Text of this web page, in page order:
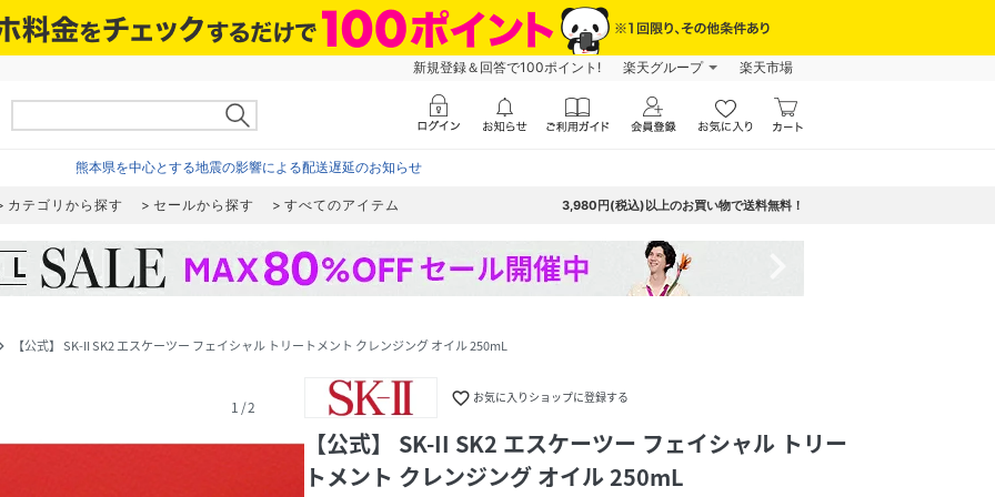
新規登録＆回答で100ポイント! 楽天グループ 楽天市場
熊本県を中心とする地震の影響による配送遅延のお知らせ
カテゴリから探す セールから探す すべてのアイテム 3,980円(税込)以上のお買い物で送料無料！
【公式】 SK-II SK2 エスケーツー フェイシャル トリートメント クレンジング オイル 250mL
1 /2 favorite_border お気に入りショップに登録する
【公式】 SK-II SK2 エスケーツー フェイシャル トリー
トメント クレンジング オイル 250mL